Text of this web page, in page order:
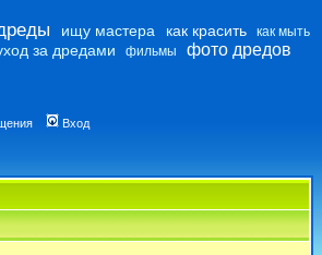
ищу мастера как красить как мыть
за дредами фильмы фото дредов
Вход